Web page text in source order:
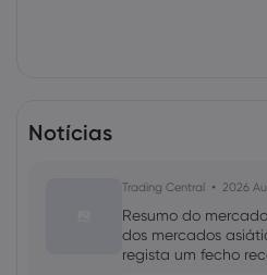
Notícias
Trading Central 2026
Resumo do
dos mercados
regista um fecho